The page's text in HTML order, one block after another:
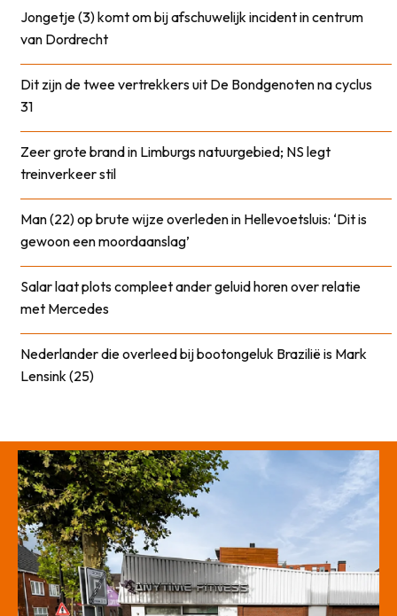
Jongetje (3) komt om bij afschuwelijk incident in centrum
van Dordrecht
Dit zijn de twee vertrekkers uit De Bondgenoten na cyclus
31
Zeer grote brand in Limburgs natuurgebied; NS legt
treinverkeer stil
Man (22) op brute wijze overleden in Hellevoetsluis: ‘Dit is
gewoon een moordaanslag’
Salar laat plots compleet ander geluid horen over relatie
met Mercedes
Nederlander die overleed bij bootongeluk Brazilië is Mark
Lensink (25)